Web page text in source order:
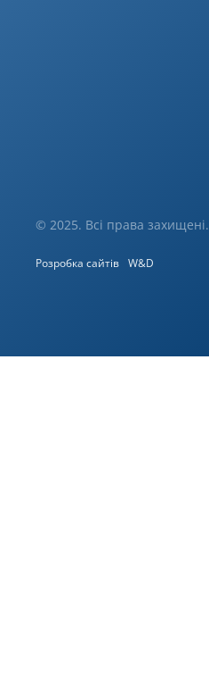
© 2025. Всі права захищені.
Розробка сайтів W&D